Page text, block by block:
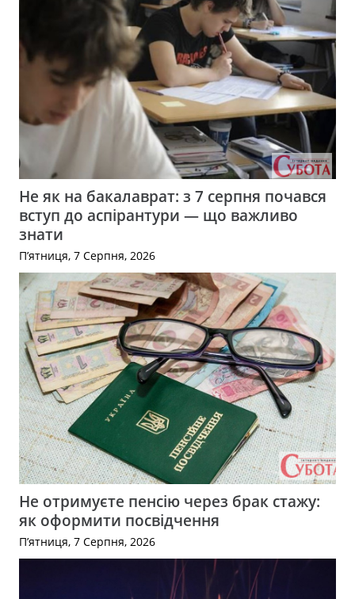
Не як на бакалаврат: з 7 серпня почався
вступ до аспірантури — що важливо
знати
П’ятниця, 7 Серпня, 2026
Не отримуєте пенсію через брак стажу:
як оформити посвідчення
П’ятниця, 7 Серпня, 2026